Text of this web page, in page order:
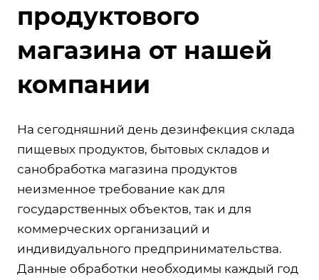
продуктового
магазина от нашей
компании
На сегодняшний день дезинфекция склада
пищевых продуктов, бытовых складов и
санобработка магазина продуктов
неизменное требование как для
государственных объектов, так и для
коммерческих организаций и
индивидуального предпринимательства.
Данные обработки необходимы каждый год